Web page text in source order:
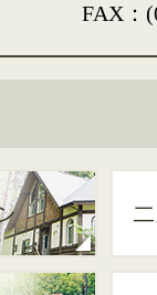
FAX：